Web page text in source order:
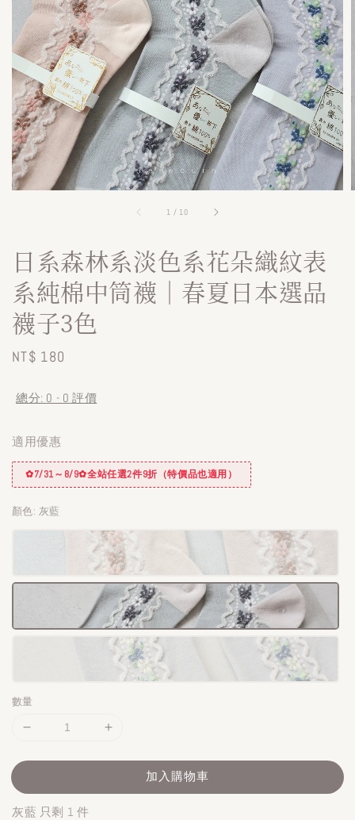
1 / 10
日系森林系淡色系花朵織紋表
系純棉中筒襪｜春夏日本選品
襪子3色
Regular
NT$ 180
總分: 0 - 0 評價
適用優惠
✿7/31～8/9✿全站任選2件9折（特價品也適用）
顏色: 灰藍
數量
加入購物車
灰藍 只剩 1 件